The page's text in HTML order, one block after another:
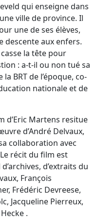
qui enseigne dans
ville de province. Il
une de ses élèves,
descente aux enfers.
la tête pour
: a-t-il ou non tué sa
BRT de l’époque, co-
nationale et de
d’Eric Martens resitue
d’André Delvaux,
collaboration avec
récit du film est
d’extraits du
François
Frédéric Devreese,
Jacqueline Pierreux,
.